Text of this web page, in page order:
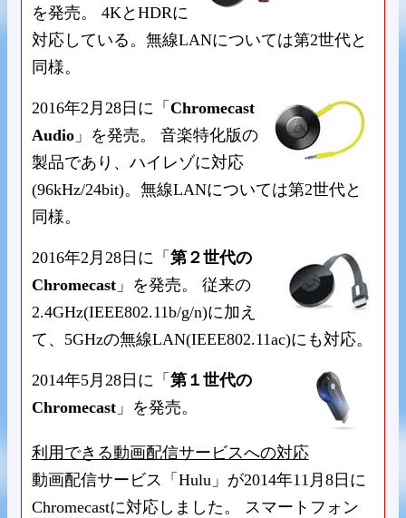
を発売。 4KとHDRに
対応している。無線LANについては第2世代と
同様。
2016年2月28日に「 Chromecast
Audio」を発売。 音楽特化版の
製品であり、ハイレゾに対応
(96kHz/24bit)。無線LANについては第2世代と
同様。
2016年2月28日に「 第２世代の
Chromecast」を発売。 従来の
2.4GHz(IEEE802.11b/g/n)に加え
て、5GHzの無線LAN(IEEE802.11ac)にも対応。
2014年5月28日に「 第１世代の
Chromecast」を発売。
利用できる動画配信サービスへの対応
動画配信サービス「Hulu」が2014年11月8日に
Chromecastに対応しました。 スマートフォン